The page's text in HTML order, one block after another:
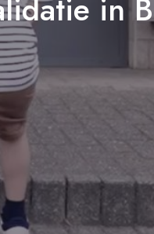
in